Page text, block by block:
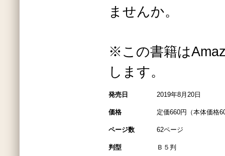
ませんか。
※この書籍は
します。
発売日 2019年8月20日
価格 定価660円（本体価格
ページ数 62ページ
判型 Ｂ５判